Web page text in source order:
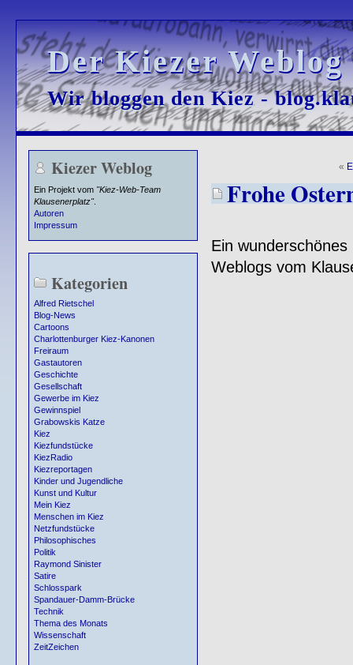
Der Kiezer
Der Kiezer
Wir bloggen den Kiez -
Wir bloggen den Kiez -
Kiezer Weblog
Ein Projekt vom "Kiez-Web-Team
Klausenerplatz".
Autoren
Impressum
Kategorien
Alfred Rietschel
Blog-News
Cartoons
Charlottenburger Kiez-Kanonen
Freiraum
Gastautoren
Geschichte
Gesellschaft
Gewerbe im Kiez
Gewinnspiel
Grabowskis Katze
Kiez
Kiezfundstücke
KiezRadio
Kiezreportagen
Kinder und Jugendliche
Kunst und Kultur
Mein Kiez
Menschen im Kiez
Netzfundstücke
Philosophisches
Politik
Raymond Sinister
Satire
Schlosspark
Spandauer-Damm-Brücke
Technik
Thema des Monats
Wissenschaft
ZeitZeichen
«
Frohe
Ein
Weblogs vom